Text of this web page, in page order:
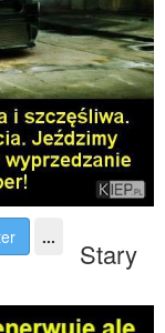
... Stary